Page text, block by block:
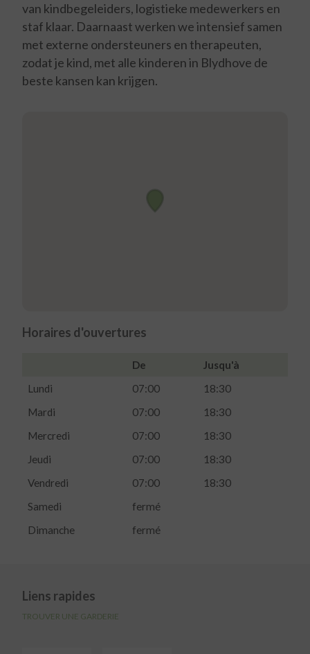
van kindbegeleiders, logistieke medewerkers en
staf klaar. Daarnaast werken we intensief samen
met externe ondersteuners en therapeuten,
zodat je kind, met alle kinderen in Blydhove de
beste kansen kan krijgen.
Horaires d'ouvertures
De
Jusqu'à
Lundi
07:00
18:30
Mardi
07:00
18:30
Mercredi
07:00
18:30
Jeudi
07:00
18:30
Vendredi
07:00
18:30
Samedi
fermé
Dimanche
fermé
Liens rapides
TROUVER UNE GARDERIE